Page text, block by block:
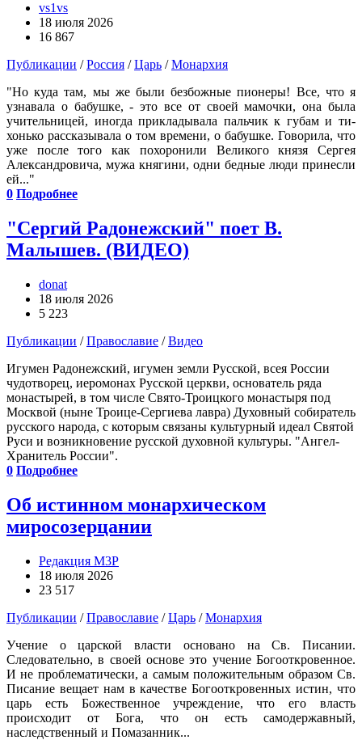
vs1vs
18 июля 2026
16 867
Публикации /Россия /Царь /Монархия
"Но куда там, мы же были безбожные пионеры! Все, что я
узнавала о бабушке, - это все от своей мамочки, она была
учительницей, иногда прикладывала пальчик к губам и ти­
хонько рассказывала о том времени, о бабушке. Говорила, что
уже после того как похоронили Великого князя Сергея
Александровича, мужа княгини, одни бедные люди принесли
ей..."
0 Подробнее
"Сергий Радонежский" поет В.
Малышев. (ВИДЕО)
donat
18 июля 2026
5 223
Публикации /Православие /Видео
Игумен Радонежский, игумен земли Русской, всея России
чудотворец, иеромонах Русской церкви, основатель ряда
монастырей, в том числе Свято-Троицкого монастыря под
Москвой (ныне Троице-Сергиева лавра) Духовный собиратель
русского народа, с которым связаны культурный идеал Святой
Руси и возникновение русской духовной культуры. "Ангел-
Хранитель России".
0 Подробнее
Об истинном монархическом
миросозерцании
Редакция М3Р
18 июля 2026
23 517
Публикации /Православие /Царь /Монархия
Учение о царской власти основано на Св. Писании.
Следовательно, в своей основе это учение Богооткровенное.
И не проблематически, а самым положительным образом Св.
Писание вещает нам в качестве Богооткровенных истин, что
царь есть Божественное учреждение, что его власть
происходит от Бога, что он есть самодержавный,
наследственный и Помазанник...